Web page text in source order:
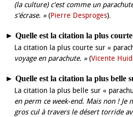
(la culture) c'est comme un
s'écrase. »(Pierre Desproges).
► Quelle est la citation la plus
La citation la plus courte sur «
voyage en parachute. »(Vicente
► Quelle est la citation la plus belle
La citation la plus belle sur «
en perm ce week-end. Mais non !
gros cul à travers le désert torride